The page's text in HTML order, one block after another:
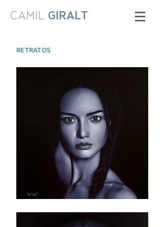
CAMIL GIRALT
RETRATOS